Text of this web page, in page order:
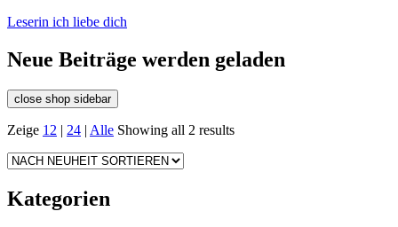
Leserin ich liebe dich
Neue Beiträge werden geladen
close shop sidebar
Zeige 12 | 24 | Alle Showing all 2 results
Kategorien